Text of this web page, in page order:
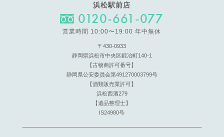
浜松駅前店
0120-661-077
営業時間 10:00〜19:00 年中無休
〒430-0933
静岡県浜松市中央区鍛冶町140-1
【古物商許可番号】
静岡県公安委員会第491270003799号
【酒類販売業許可】
浜松西酒279
【遺品整理士】
IS24980号